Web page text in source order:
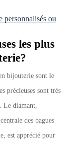
personnalisés ou
les plus
bijouterie sont le
précieuses sont très
Le diamant,
des bagues
est apprécié pour